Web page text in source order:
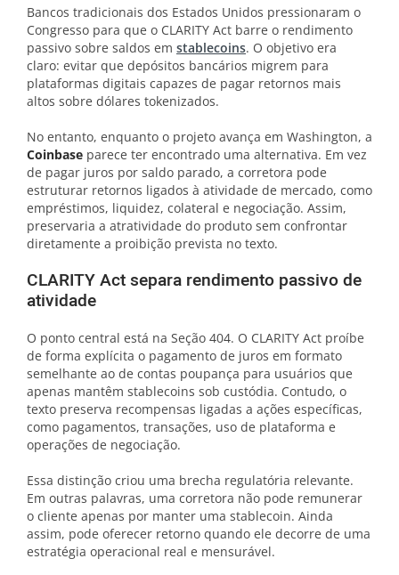
Bancos tradicionais dos Estados Unidos pressionaram o
Congresso para que o CLARITY Act barre o rendimento
passivo sobre saldos em stablecoins. O objetivo era
claro: evitar que depósitos bancários migrem para
plataformas digitais capazes de pagar retornos mais
altos sobre dólares tokenizados.
No entanto, enquanto o projeto avança em Washington, a
Coinbase parece ter encontrado uma alternativa. Em vez
de pagar juros por saldo parado, a corretora pode
estruturar retornos ligados à atividade de mercado, como
empréstimos, liquidez, colateral e negociação. Assim,
preservaria a atratividade do produto sem confrontar
diretamente a proibição prevista no texto.
CLARITY Act separa rendimento passivo de
atividade
O ponto central está na Seção 404. O CLARITY Act proíbe
de forma explícita o pagamento de juros em formato
semelhante ao de contas poupança para usuários que
apenas mantêm stablecoins sob custódia. Contudo, o
texto preserva recompensas ligadas a ações específicas,
como pagamentos, transações, uso de plataforma e
operações de negociação.
Essa distinção criou uma brecha regulatória relevante.
Em outras palavras, uma corretora não pode remunerar
o cliente apenas por manter uma stablecoin. Ainda
assim, pode oferecer retorno quando ele decorre de uma
estratégia operacional real e mensurável.